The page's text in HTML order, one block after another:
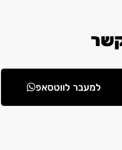
למעבר לווטסאפ